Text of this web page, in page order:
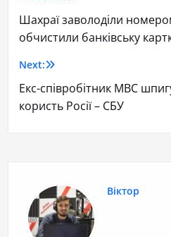
Шахраї заволоділи
обчистили банківську
Next:
Екс-співробітник МВС
користь Росії – СБУ
Віктор